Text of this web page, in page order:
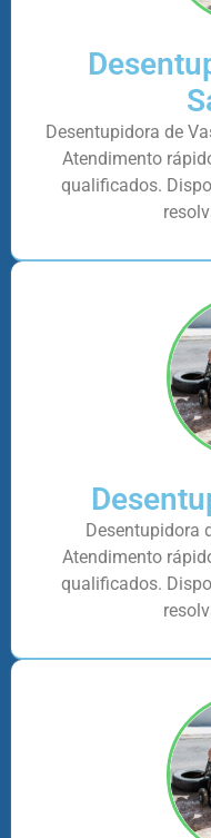
Desentupidora de
Atendimento
qualificados.
Desentupidora
Atendimento
qualificados.